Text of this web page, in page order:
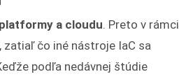
a cloudu . Preto v rámci
čo iné nástroje IaC sa
podľa nedávnej štúdie